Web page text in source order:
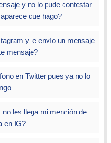
y no lo pude contestar
que hago?
y le envío un mensaje
mensaje?
en Twitter pues ya no lo
les llega mi mención de
en IG?